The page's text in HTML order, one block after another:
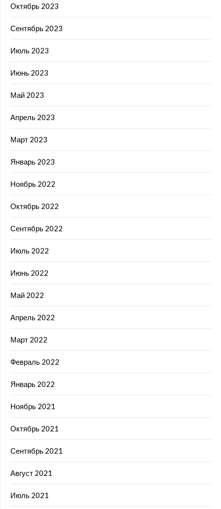
Октябрь 2023
Сентябрь 2023
Июль 2023
Июнь 2023
Май 2023
Апрель 2023
Март 2023
Январь 2023
Ноябрь 2022
Октябрь 2022
Сентябрь 2022
Июль 2022
Июнь 2022
Май 2022
Апрель 2022
Март 2022
Февраль 2022
Январь 2022
Ноябрь 2021
Октябрь 2021
Сентябрь 2021
Август 2021
Июль 2021